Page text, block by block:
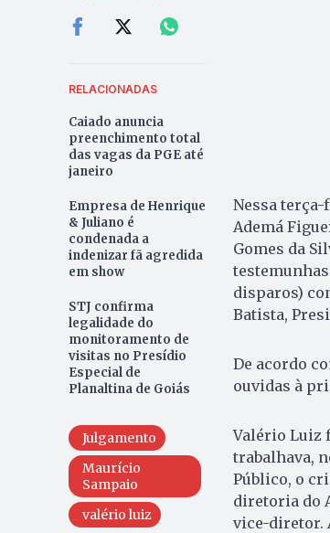
RELACIONADAS
Caiado anuncia
preenchimento total
das vagas da PGE até
janeiro
Empresa de Henrique
& Juliano é
condenada a
indenizar fã agredida
em show
STJ confirma
legalidade do
monitoramento de
visitas no Presídio
Especial de
Planaltina de Goiás
Julgamento
Maurício
Sampaio
valério luiz
Nessa
Ademá
Gomes da
testemunhas
disparos)
Batista,
De acordo
ouvidas à
Valério Luiz
trabalhava,
Público, o
diretoria do
vice-diretor.